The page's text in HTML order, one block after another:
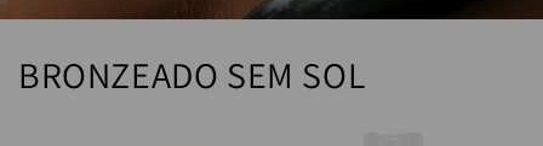
BRONZEADO SEM SOL